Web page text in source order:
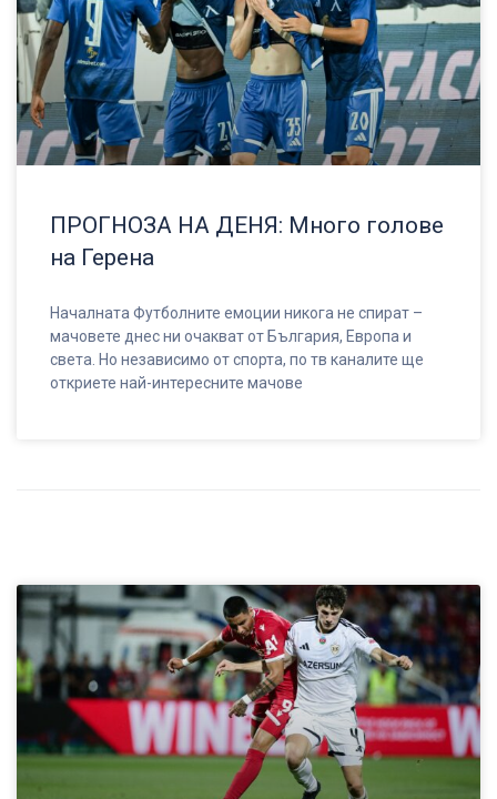
ПРОГНОЗА НА ДЕНЯ: Много голове
на Герена
Началната Футболните емоции никога не спират –
мачовете днес ни очакват от България, Европа и
света. Но независимо от спорта, по тв каналите ще
откриете най-интересните мачове